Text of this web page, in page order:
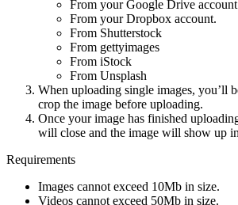
From your Google Drive
From your Dropbox account.
From Shutterstock
From gettyimages
From iStock
From Unsplash
When uploading single images, you’ll
crop the image before uploading.
Once your image has finished
will close and the image will show up
Requirements
Images cannot exceed 10Mb in size.
Videos cannot exceed 50Mb in size.